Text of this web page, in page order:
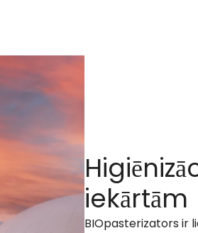
iekārtām
BIOpasterizators ir